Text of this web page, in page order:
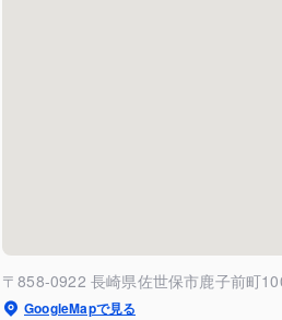
〒858-0922 長崎県佐世保市鹿子前町
GoogleMapで見る